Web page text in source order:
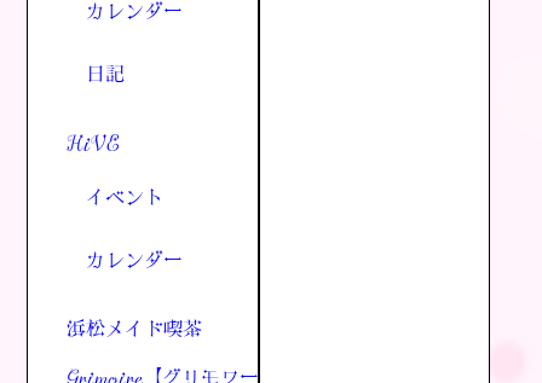
カレンダー
日記
HiVE
イベント
カレンダー
浜松メイド喫茶
Grimoire【グリモワー